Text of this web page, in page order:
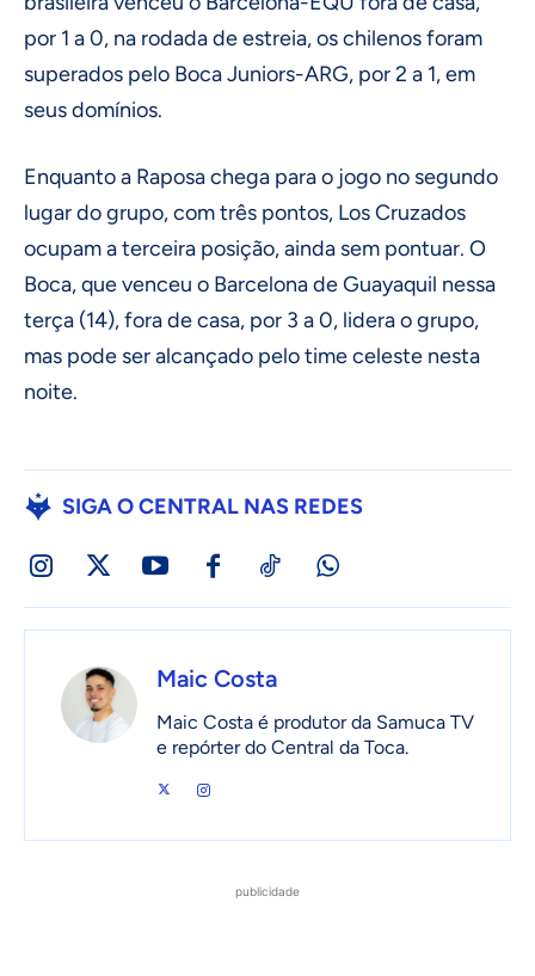
por 1 a 0, na rodada de estreia, os chilenos foram
superados pelo Boca Juniors-ARG, por 2 a 1, em
seus domínios.
Enquanto a Raposa chega para o jogo no segundo
lugar do grupo, com três pontos, Los Cruzados
ocupam a terceira posição, ainda sem pontuar. O
Boca, que venceu o Barcelona de Guayaquil nessa
terça (14), fora de casa, por 3 a 0, lidera o grupo,
mas pode ser alcançado pelo time celeste nesta
noite.
SIGA O CENTRAL NAS REDES
Maic Costa
Maic Costa é produtor da Samuca TV
e repórter do Central da Toca.
publicidade